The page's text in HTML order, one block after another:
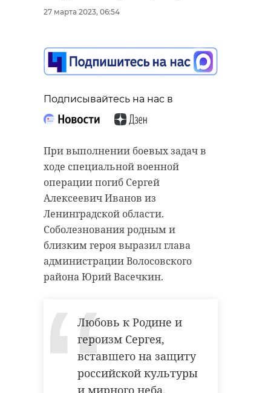
27 марта 2023, 06:54
Подписывайтесь на нас в
При выполнении боевых задач в
ходе специальной военной
операции погиб Сергей
Алексеевич Иванов из
Ленинградской области.
Соболезнования родным и
близким героя выразил глава
администрации Волосовского
района Юрий Васечкин.
Любовь к Родине и
героизм Сергея,
вставшего на защиту
российской культуры
и мирного неба,